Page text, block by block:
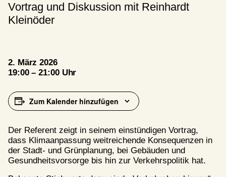
Vortrag und Diskussion mit Reinhardt
Kleinöder
2. März 2026
19:00 – 21:00 Uhr
Zum Kalender hinzufügen
Der Referent zeigt in seinem einstündigen Vortrag,
dass Klimaanpassung weitreichende Konsequenzen in
der Stadt- und Grünplanung, bei Gebäuden und
Gesundheitsvorsorge bis hin zur Verkehrspolitik hat.